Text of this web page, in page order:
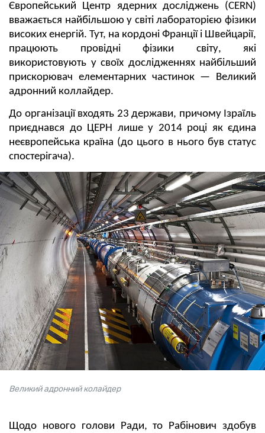
Європейський Центр ядерних досліджень (CERN)
вважається найбільшою у світі лабораторією фізики
високих енергій. Тут, на кордоні Франції і Швейцарії,
працюють провідні фізики світу, які
використовують у своїх дослідженнях найбільший
прискорювач елементарних частинок — Великий
адронний коллайдер.
До організації входять 23 держави, причому Ізраїль
приєднався до ЦЕРН лише у 2014 році як єдина
неєвропейська країна (до цього в нього був статус
спостерігача).
Великий адронний колайдер
Щодо нового голови Ради, то Рабінович здобув